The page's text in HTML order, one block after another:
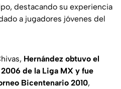
destacando su experiencia
a jugadores jóvenes del
Hernández obtuvo el
de la Liga MX y fue
Bicentenario 2010,